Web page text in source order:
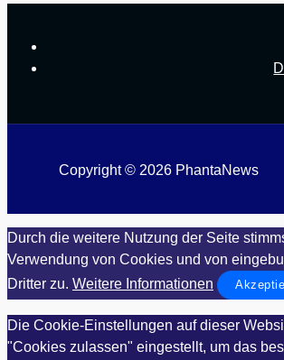
Copyright © 2026 PhantaNews
Durch die weitere Nutzung der Seite
Verwendung von Cookies und von
Dritter zu. Weitere Informationen
Die Cookie-Einstellungen auf dieser
"Cookies zulassen" eingestellt, um das